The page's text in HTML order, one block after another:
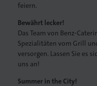
feiern.
Bewährt lecker!
Das Team von Benz-
Spezialitäten vom Grill
versorgen. Lassen Sie es
uns an!
Summer in the City!